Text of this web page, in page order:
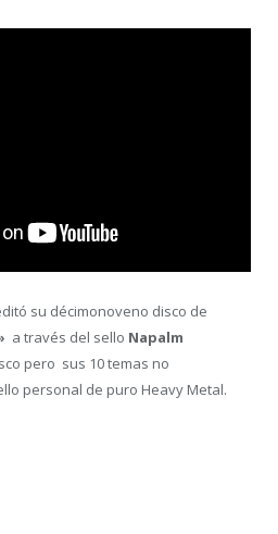
su décimonoveno disco de
a través del sello Napalm
pero sus 10 temas no
personal de puro Heavy Metal.